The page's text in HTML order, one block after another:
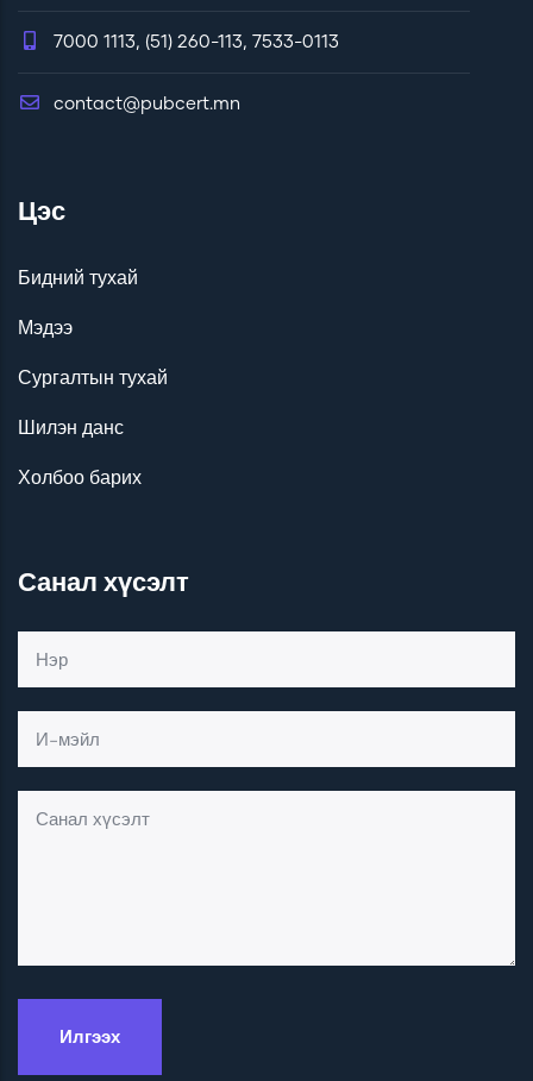
7000 1113, (51) 260-113, 7533-0113
contact@pubcert.mn
Цэс
Бидний тухай
Мэдээ
Сургалтын тухай
Шилэн данс
Холбоо барих
Санал хүсэлт